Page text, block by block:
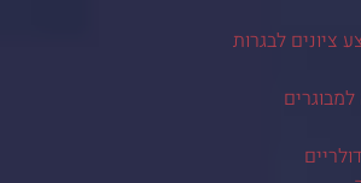
ציונים לבגרות